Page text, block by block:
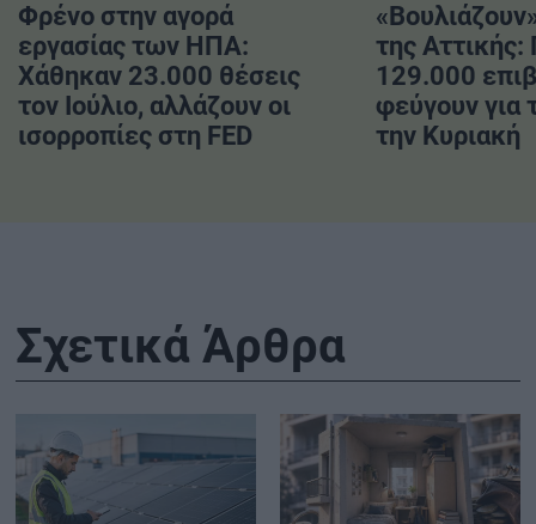
Φρένο στην αγορά
εργασίας των ΗΠΑ:
Χάθηκαν 23.000 θέσεις
τον Ιούλιο, αλλάζουν οι
ισορροπίες στη FED
της
129.000
φεύγουν για
την Κυριακή
Σχετικά Άρθρα